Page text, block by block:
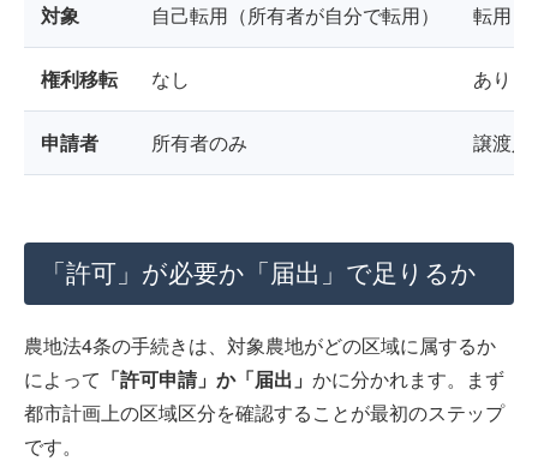
対象 自己転用（所有者が自分で転用） 転用目
権利移転 なし あり（
申請者 所有者のみ 譲渡人
「許可」が必要か「届出」で足りるか
農地法4条の手続きは、対象農地がどの区域に属するか
によって 「許可申請」か「届出」 かに分かれます。まず
都市計画上の区域区分を確認することが最初のステップ
です。